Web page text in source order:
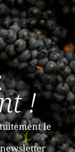
!
le